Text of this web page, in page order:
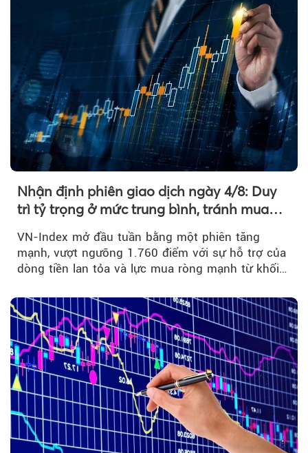
Nhận định phiên giao dịch ngày 4/8: Duy
trì tỷ trọng ở mức trung bình, tránh mua
VN-Index mở đầu tuần bằng một phiên tăng
mạnh, vượt ngưỡng 1.760 điểm với sự hỗ trợ của
dòng tiền lan tỏa và lực mua ròng mạnh từ khối